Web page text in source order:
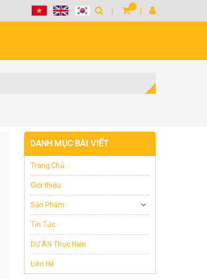
DANH MỤC BÀI VIẾT
Trang Chủ
Giới thiệu
Sản Phẩm
Tin Tức
DỰ ÁN Thực Hiện
Liên Hệ